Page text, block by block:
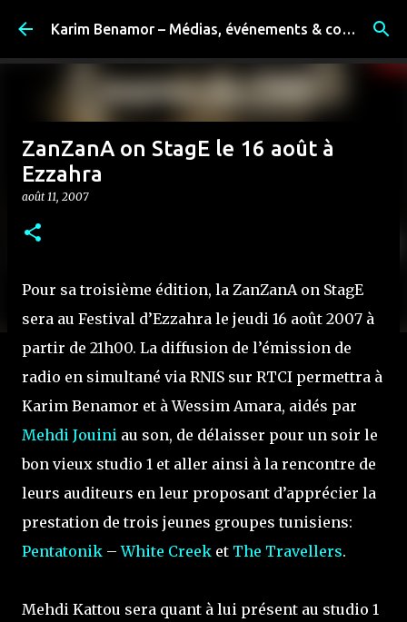
Accéder au contenu principal Karim Benamor – Médias, événements & coulisses
ZanZanA on StagE le 16 août à
Ezzahra
août 11, 2007
Pour sa troisième édition, la ZanZanA on StagE
sera au Festival d’Ezzahra le jeudi 16 août 2007 à
partir de 21h00. La diffusion de l’émission de
radio en simultané via RNIS sur RTCI permettra à
Karim Benamor et à Wessim Amara, aidés par
Mehdi Jouini au son, de délaisser pour un soir le
bon vieux studio 1 et aller ainsi à la rencontre de
leurs auditeurs en leur proposant d’apprécier la
prestation de trois jeunes groupes tunisiens:
Pentatonik –White Creek et The Travellers.
Mehdi Kattou sera quant à lui présent au studio 1